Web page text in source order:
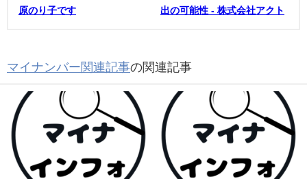
原のり子です
出の可能性 - 株式会社アクト
マイナンバー関連記事の関連記事